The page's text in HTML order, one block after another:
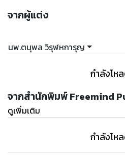
ดูจะแหกกฎความเป็นไปทางสถิติ แล
เอามาเป็นตัววัดร่วม
อย่างกับเราได้ว่า
จริงๆ แล้ว อายุคนเรานั้นยืนยาวได้
จากผู้แต่ง
นพ.ตนุพล วิรุฬหการุญ
กำลังโห
จากสำนักพิมพ์ Freemind
ดูเพิ่มเติม
กำลังโห